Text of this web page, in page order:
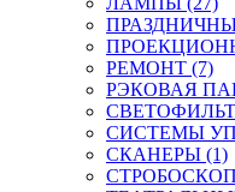
РЕМОНТ (7)
РЭКОВАЯ
СИСТЕМЫ
СКАНЕРЫ (1)